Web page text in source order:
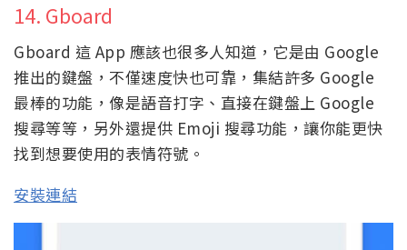
14. Gboard
Gboard 這 App 應該也很多人知道，它是由 Google
推出的鍵盤，不僅速度快也可靠，集結許多 Google
最棒的功能，像是語音打字、直接在鍵盤上 Google
搜尋等等，另外還提供 Emoji 搜尋功能，讓你能更快
找到想要使用的表情符號。
安裝連結